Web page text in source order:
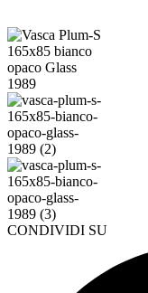
CONDIVIDI SU